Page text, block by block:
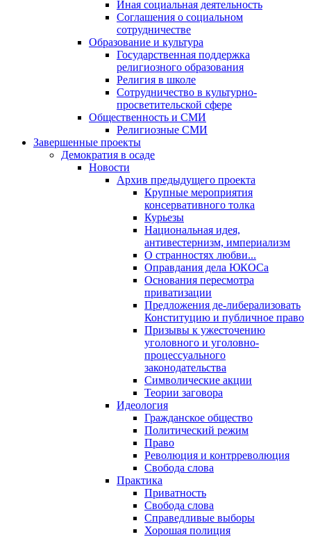
Иная социальная деятельность
Соглашения о социальном
сотрудничестве
Образование и культура
Государственная поддержка
религиозного образования
Религия в школе
Сотрудничество в культурно-
просветительской сфере
Общественность и СМИ
Религиозные СМИ
Завершенные проекты
Демократия в осаде
Новости
Архив предыдущего проекта
Крупные мероприятия
консервативного толка
Курьезы
Национальная идея,
антивестернизм, империализм
О странностях любви...
Оправдания дела ЮКОСа
Основания пересмотра
приватизации
Предложения де-либерализовать
Конституцию и публичное право
Призывы к ужесточению
уголовного и уголовно-
процессуального
законодательства
Символические акции
Теории заговора
Идеология
Гражданское общество
Политический режим
Право
Революция и контрреволюция
Свобода слова
Практика
Приватность
Свобода слова
Справедливые выборы
Хорошая полиция